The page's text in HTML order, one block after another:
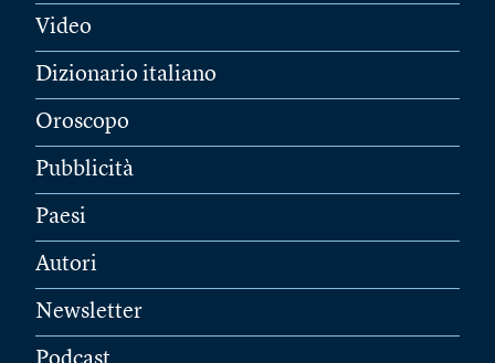
Video
Dizionario italiano
Oroscopo
Pubblicità
Paesi
Autori
Newsletter